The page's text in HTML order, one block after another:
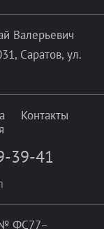
Валерьевич
Саратов, ул.
Контакты
39-41
№ ФС77–